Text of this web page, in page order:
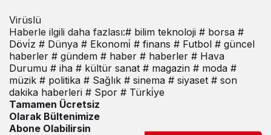
Virüslü
Haberle ilgili daha fazlası:# bilim teknoloji # borsa #
Dövi̇z # Dünya # Ekonomi̇ # finans # Futbol # güncel
haberler # gündem # haber # haberler # Hava
Durumu # iha # kültür sanat # magazin # moda #
müzik # politika # Sağlık # sinema # siyaset # son
dakika haberleri # Spor # Türki̇ye
Tamamen Ücretsiz
Olarak Bültenimize
Abone Olabilirsin